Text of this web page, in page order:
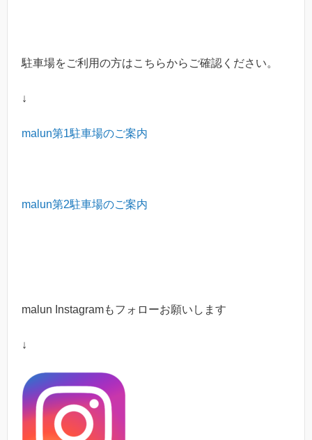
駐車場をご利用の方はこちらからご確認ください。
↓
malun第1駐車場のご案内
malun第2駐車場のご案内
malun Instagramもフォローお願いします
↓